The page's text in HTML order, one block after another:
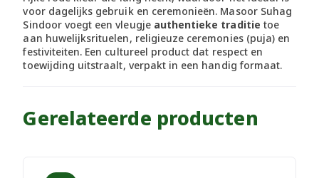
voor dagelijks gebruik en ceremonieën. Masoor Suhag
Sindoor voegt een vleugje authentieke traditie toe
aan huwelijksrituelen, religieuze ceremonies (puja) en
festiviteiten. Een cultureel product dat respect en
toewijding uitstraalt, verpakt in een handig formaat.
Gerelateerde producten